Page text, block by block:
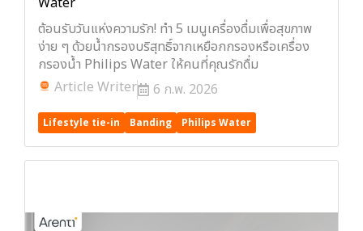
ต้อนรับวันแห่งความรัก! ทำ 5 เมนูเครื่องดื่มเพื่อสุขภาพ
ง่าย ๆ ด้วยน้ำกรองบริสุทธิ์จากเหยือกกรองหรือเครื่อง
กรองน้ำ Philips Water ให้คนที่คุณรักดื่ม
Article Writer
6 ก.พ. 2026
Lifestyle tie-in Banding Philips Water